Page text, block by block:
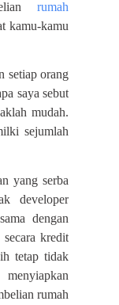
rumah
kamu-kamu
setiap orang
saya sebut
mudah.
sejumlah
yang serba
developer
dengan
kredit
tetap tidak
rumah